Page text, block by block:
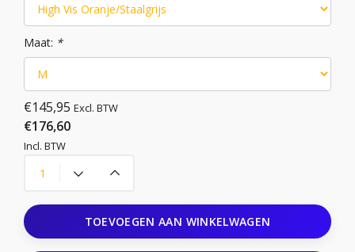
Maat: *
€145,95 Excl. BTW
€176,60
Incl. BTW
TOEVOEGEN AAN WINKELWAGEN